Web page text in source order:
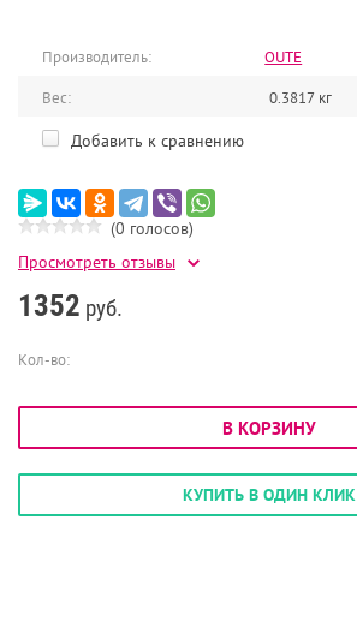
Производитель:
OUTE
Вес:
0.3817 кг
Добавить к сравнению
(0 голосов)
Просмотреть отзывы
1352 руб.
Кол-во:
В КОРЗИНУ
КУПИТЬ В ОДИН КЛИК